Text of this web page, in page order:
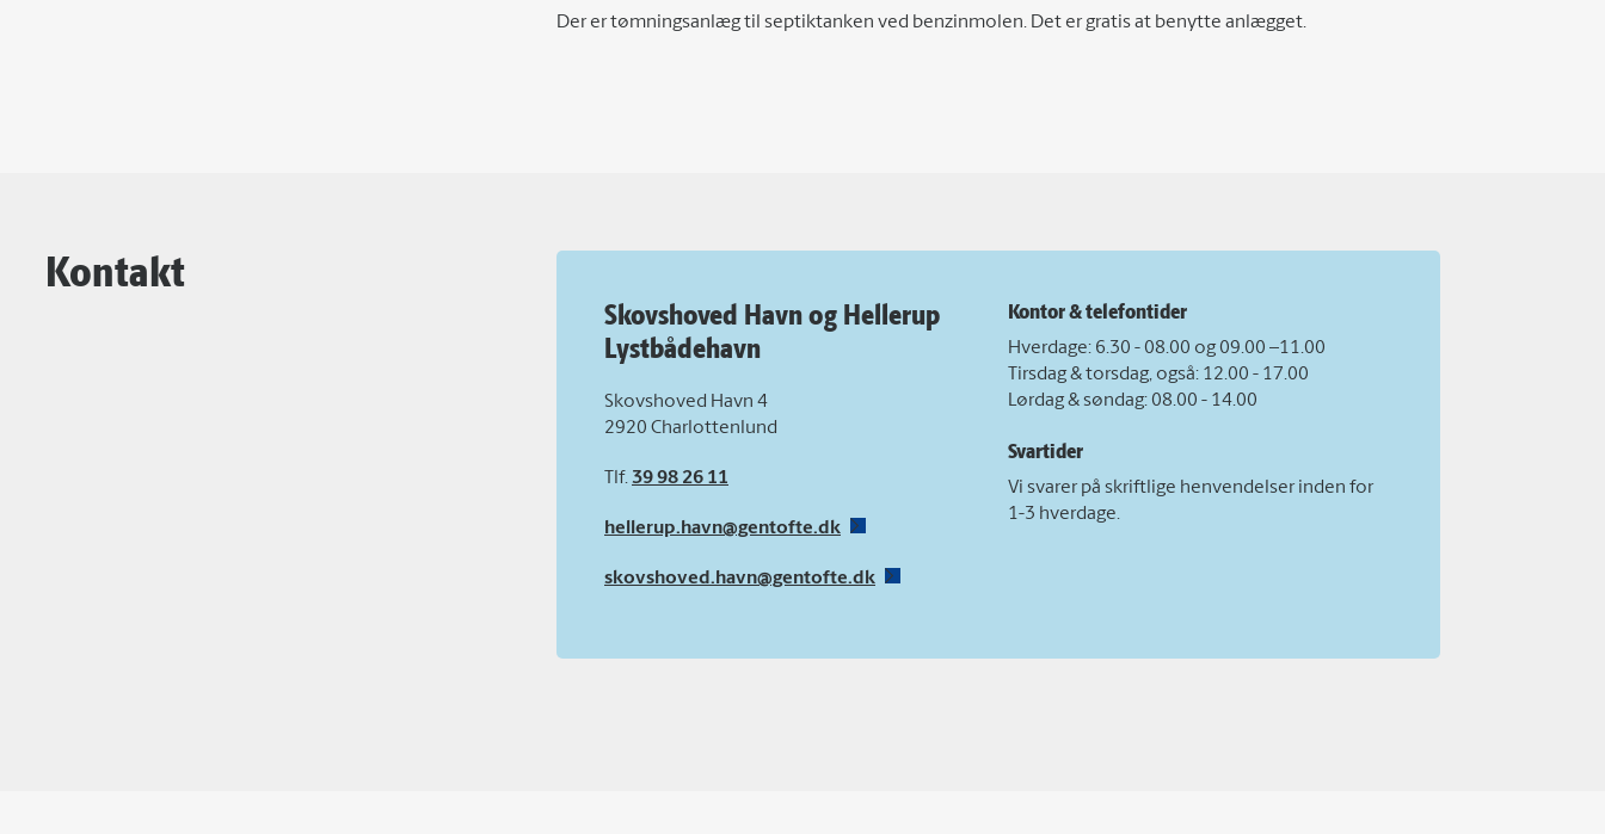
Der er tømningsanlæg til septiktanken ved benzinmolen. Det er gratis at benytte anlægget.
Kontakt
Skovshoved Havn og Hellerup
Lystbådehavn
Skovshoved Havn 4
2920 Charlottenlund
Tlf. 39 98 26 11
hellerup.havn@gentofte.dk
skovshoved.havn@gentofte.dk
Kontor & telefontider
Hverdage: 6.30 - 08.00 og 09.00 –11.00
Tirsdag & torsdag, også: 12.00 - 17.00
Lørdag & søndag: 08.00 - 14.00
Svartider
Vi svarer på skriftlige henvendelser inden for
1-3 hverdage.